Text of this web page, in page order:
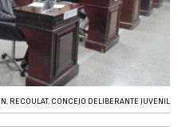
, RECOULAT, CONCEJO DELIBERANTE JUVENIL